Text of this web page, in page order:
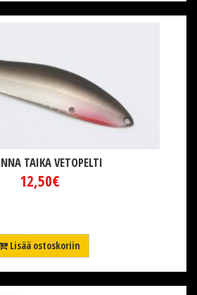
TAIKA VETOPELTI
12,50€
Lisää ostoskoriin